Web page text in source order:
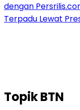
dengan
Terpadu Lewat
TopikBTN